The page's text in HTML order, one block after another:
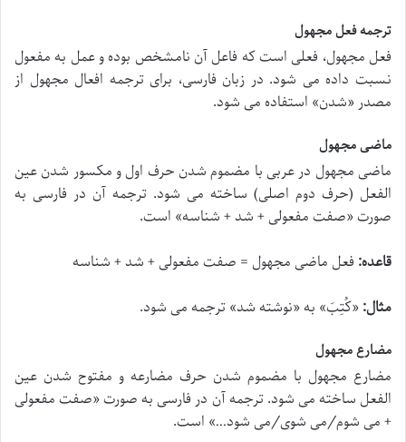
ترجمه فعل مجهول
فعل مجهول، فعلی است که فاعل آن نامشخص بوده و عمل به مفعول
نسبت داده می شود. در زبان فارسی، برای ترجمه افعال مجهول از
مصدر «شدن» استفاده می شود.
ماضی مجهول
ماضی مجهول در عربی با مضموم شدن حرف اول و مکسور شدن عین
الفعل (حرف دوم اصلی) ساخته می شود. ترجمه آن در فارسی به
صورت «صفت مفعولی + شد + شناسه» است.
قاعده: فعل ماضی مجهول = صفت مفعولی + شد + شناسه
مثال:«کُتِبَ» به «نوشته شد» ترجمه می شود.
مضارع مجهول
مضارع مجهول با مضموم شدن حرف مضارعه و مفتوح شدن عین
الفعل ساخته می شود. ترجمه آن در فارسی به صورت «صفت مفعولی
+ می شوم/می شوی/می شود…» است.